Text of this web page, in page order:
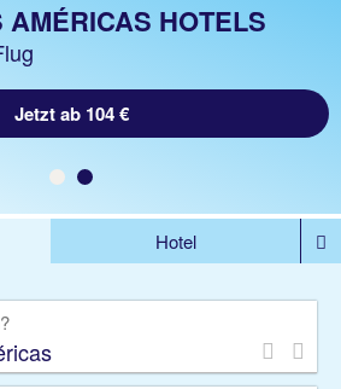
URLAUB
Flug
Jetzt ab 1054 €
HOTELS
Jetzt ab 104 €
Hotel
Privattransfer